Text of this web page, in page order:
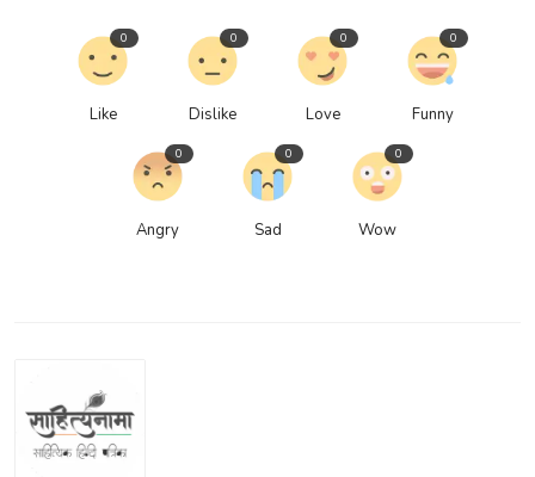
Like
0
Dislike
0
Love
0
Funny
0
Angry
0
Sad
0
Wow
0